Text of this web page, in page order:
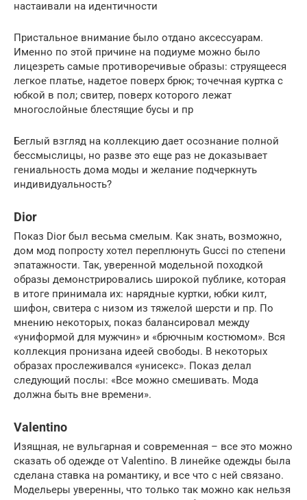
настаивали на идентичности
Пристальное внимание было отдано аксессуарам.
Именно по этой причине на подиуме можно было
лицезреть самые противоречивые образы: струящееся
легкое платье, надетое поверх брюк; точечная куртка с
юбкой в пол; свитер, поверх которого лежат
многослойные блестящие бусы и пр
Беглый взгляд на коллекцию дает осознание полной
бессмыслицы, но разве это еще раз не доказывает
гениальность дома моды и желание подчеркнуть
индивидуальность?
Dior
Показ Dior был весьма смелым. Как знать, возможно,
дом мод попросту хотел переплюнуть Gucci по степени
эпатажности. Так, уверенной модельной походкой
образы демонстрировались широкой публике, которая
в итоге принимала их: нарядные куртки, юбки килт,
шифон, свитера с низом из тяжелой шерсти и пр. По
мнению некоторых, показ балансировал между
«униформой для мужчин» и «брючным костюмом». Вся
коллекция пронизана идеей свободы. В некоторых
образах прослеживался «унисекс». Показ делал
следующий послы: «Все можно смешивать. Мода
должна быть вне времени».
Valentino
Изящная, не вульгарная и современная – все это можно
сказать об одежде от Valentino. В линейке одежды была
сделана ставка на романтику, и все что с ней связано.
Модельеры уверенны, что только так можно как нельзя